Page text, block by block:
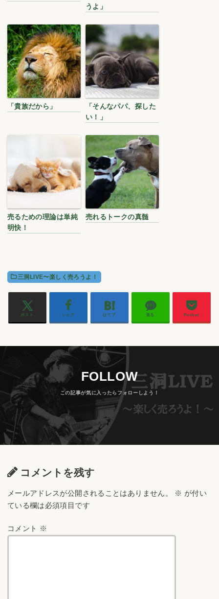
うよ」
「貴族だから」
「そんなパパ、探した
い！」
売るための理論は単純
明快！
売れるトークの真髄
三洞LIVE〜楽しく売ろうよ！
ポスト シェア はてブ 送る Pocket
FOLLOW
コメントを残す
メールアドレスが公開されることはありません。 ※ が付い
ている欄は必須項目です
コメント ※